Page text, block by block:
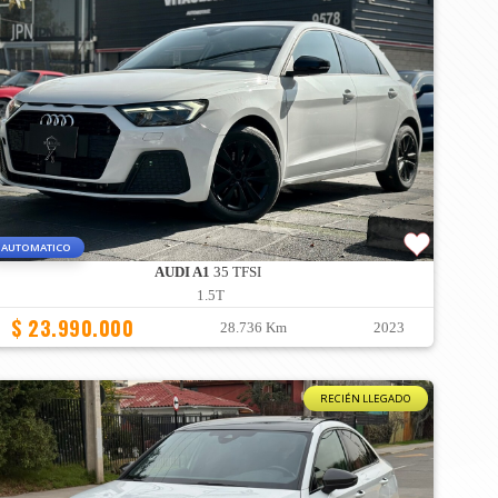
AUTOMATICO
AUDI A1 35 TFSI
1.5T
$ 23.990.000 28.736 Km 2023
RECIÉN LLEGADO